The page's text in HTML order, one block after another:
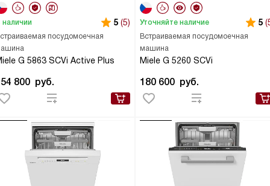
посудомоечная
G 5863 SCVi Active Plus
наличии 5 (5)
800 руб.
Встраиваемая посудомоечная
машина
Miele G 5260 SCVi
Уточняйте наличие 5
180 600 руб.